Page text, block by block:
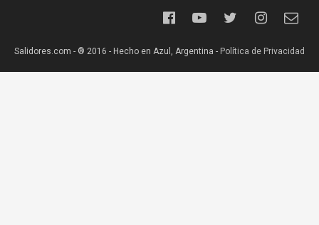
Salidores.com - ® 2016 - Hecho en Azul, Argentina - Política de Privacidad